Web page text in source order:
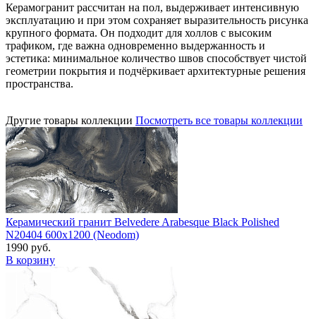
Керамогранит рассчитан на пол, выдерживает интенсивную
эксплуатацию и при этом сохраняет выразительность рисунка
крупного формата. Он подходит для холлов с высоким
трафиком, где важна одновременно выдержанность и
эстетика: минимальное количество швов способствует чистой
геометрии покрытия и подчёркивает архитектурные решения
пространства.
Другие товары коллекции Посмотреть все товары коллекции
Керамический гранит Belvedere Arabesque Black Polished
N20404 600x1200 (Neodom)
1990 руб.
В корзину